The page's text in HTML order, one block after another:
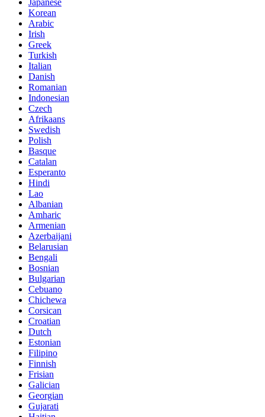
Japanese
Korean
Arabic
Irish
Greek
Turkish
Italian
Danish
Romanian
Indonesian
Czech
Afrikaans
Swedish
Polish
Basque
Catalan
Esperanto
Hindi
Lao
Albanian
Amharic
Armenian
Azerbaijani
Belarusian
Bengali
Bosnian
Bulgarian
Cebuano
Chichewa
Corsican
Croatian
Dutch
Estonian
Filipino
Finnish
Frisian
Galician
Georgian
Gujarati